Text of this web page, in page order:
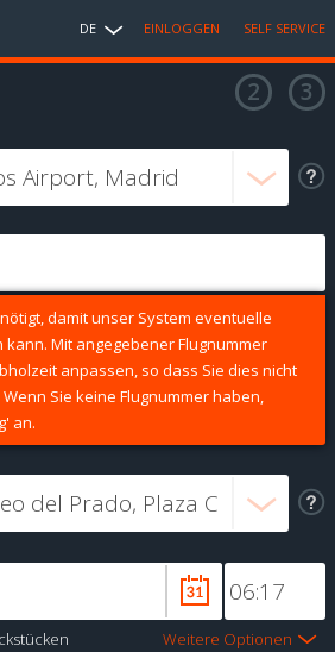
DE EINLOGGEN SELF SERVICE
damit unser System eventuelle
Mit angegebener Flugnummer
anpassen, so dass Sie dies nicht
Sie keine Flugnummer haben,
an.
Weitere Optionen